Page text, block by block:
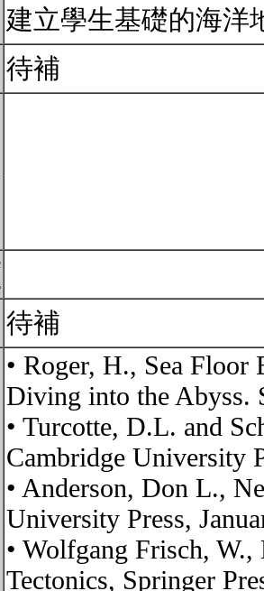
建立學生基礎的海
待補
待補
• Roger, H., Sea
Diving into the Abyss.
• Turcotte, D.L. and
Cambridge University
• Anderson, Don L.,
University Press,
• Wolfgang Frisch,
Tectonics, Springer